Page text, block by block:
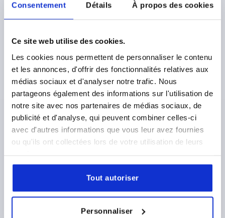
Consentement Détails À propos des cookies
Ce site web utilise des cookies.
Les cookies nous permettent de personnaliser le contenu
et les annonces, d'offrir des fonctionnalités relatives aux
médias sociaux et d'analyser notre trafic. Nous
partageons également des informations sur l'utilisation de
notre site avec nos partenaires de médias sociaux, de
publicité et d'analyse, qui peuvent combiner celles-ci
avec d'autres informations que vous leur avez fournies
ou qu'ils ont collectées lors de votre utilisation de leurs
Tout autoriser
Personnaliser
2,95 €
hors frais d’envoi
DÉTAILS
DÉTAILS DU PRODUIT
CAD
TÉLÉCHARGEMENTS